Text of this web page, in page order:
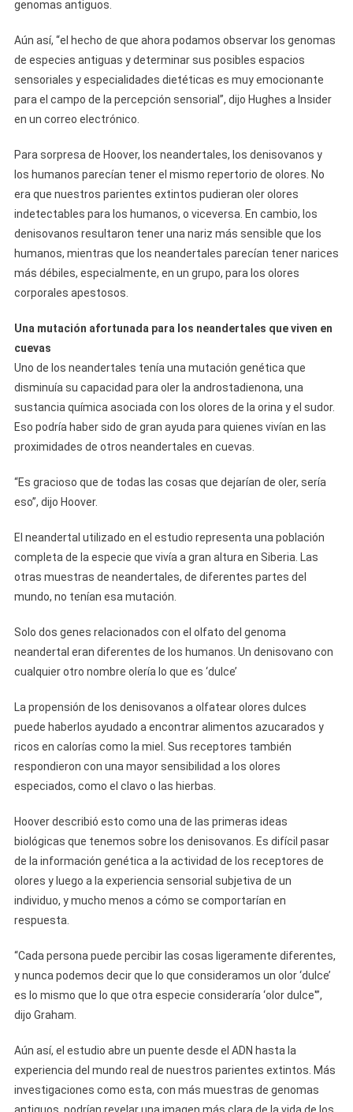
genomas antiguos.
Aún así, “el hecho de que ahora podamos observar los genomas
de especies antiguas y determinar sus posibles espacios
sensoriales y especialidades dietéticas es muy emocionante
para el campo de la percepción sensorial”, dijo Hughes a Insider
en un correo electrónico.
Para sorpresa de Hoover, los neandertales, los denisovanos y
los humanos parecían tener el mismo repertorio de olores. No
era que nuestros parientes extintos pudieran oler olores
indetectables para los humanos, o viceversa. En cambio, los
denisovanos resultaron tener una nariz más sensible que los
humanos, mientras que los neandertales parecían tener narices
más débiles, especialmente, en un grupo, para los olores
corporales apestosos.
Una mutación afortunada para los neandertales que viven en
cuevas
Uno de los neandertales tenía una mutación genética que
disminuía su capacidad para oler la androstadienona, una
sustancia química asociada con los olores de la orina y el sudor.
Eso podría haber sido de gran ayuda para quienes vivían en las
proximidades de otros neandertales en cuevas.
“Es gracioso que de todas las cosas que dejarían de oler, sería
eso”, dijo Hoover.
El neandertal utilizado en el estudio representa una población
completa de la especie que vivía a gran altura en Siberia. Las
otras muestras de neandertales, de diferentes partes del
mundo, no tenían esa mutación.
Solo dos genes relacionados con el olfato del genoma
neandertal eran diferentes de los humanos. Un denisovano con
cualquier otro nombre olería lo que es ‘dulce’
La propensión de los denisovanos a olfatear olores dulces
puede haberlos ayudado a encontrar alimentos azucarados y
ricos en calorías como la miel. Sus receptores también
respondieron con una mayor sensibilidad a los olores
especiados, como el clavo o las hierbas.
Hoover describió esto como una de las primeras ideas
biológicas que tenemos sobre los denisovanos. Es difícil pasar
de la información genética a la actividad de los receptores de
olores y luego a la experiencia sensorial subjetiva de un
individuo, y mucho menos a cómo se comportarían en
respuesta.
“Cada persona puede percibir las cosas ligeramente diferentes,
y nunca podemos decir que lo que consideramos un olor ‘dulce’
es lo mismo que lo que otra especie consideraría ‘olor dulce'”,
dijo Graham.
Aún así, el estudio abre un puente desde el ADN hasta la
experiencia del mundo real de nuestros parientes extintos. Más
investigaciones como esta, con más muestras de genomas